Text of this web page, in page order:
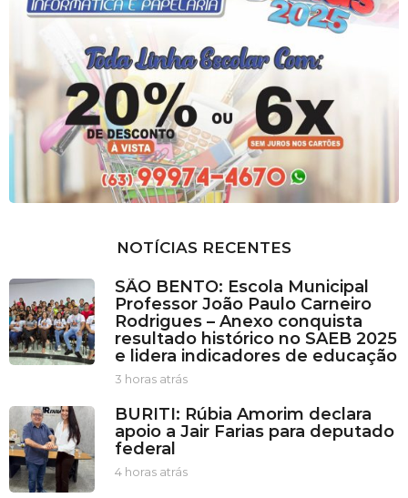
NOTÍCIAS RECENTES
SÃO BENTO: Escola Municipal
Professor João Paulo Carneiro
Rodrigues – Anexo conquista
resultado histórico no SAEB 2025
e lidera indicadores de educação
3 horas atrás3
o
r
BURITI: Rúbia Amorim declara
apoio a Jair Farias para deputado
federal
4 horas atrás4